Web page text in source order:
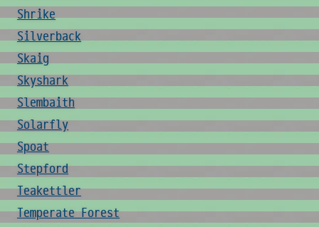
Shrike
Silverback
Skaig
Skyshark
Slembaith
Solarfly
Spoat
Stepford
Teakettler
Temperate Forest